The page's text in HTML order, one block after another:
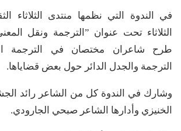
في الندوة التي نظمها منتدى الثلاثاء
الثلاثاء تحت عنوان ”الترجمة ونقل
طرح شاعران مختصان في الترجمة
الترجمة والجدل الدائر حول بعض قضاياها.
وشارك في الندوة كل من الشاعر رائد
الخنيزي وأدارها الشاعر صبحي الجارودي.